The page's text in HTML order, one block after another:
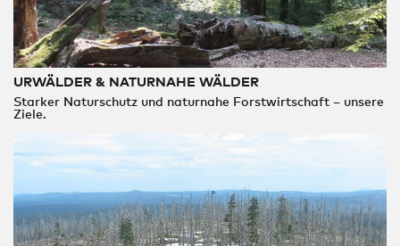
URWÄLDER & NATURNAHE WÄLDER
Starker Naturschutz und naturnahe Forstwirtschaft – unsere
Ziele.